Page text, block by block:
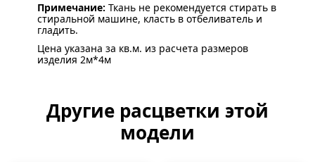
Примечание: Ткань не рекомендуется стирать в
стиральной машине, класть в отбеливатель и
гладить.
Цена указана за кв.м. из расчета размеров
изделия 2м*4м
Другие расцветки этой
модели